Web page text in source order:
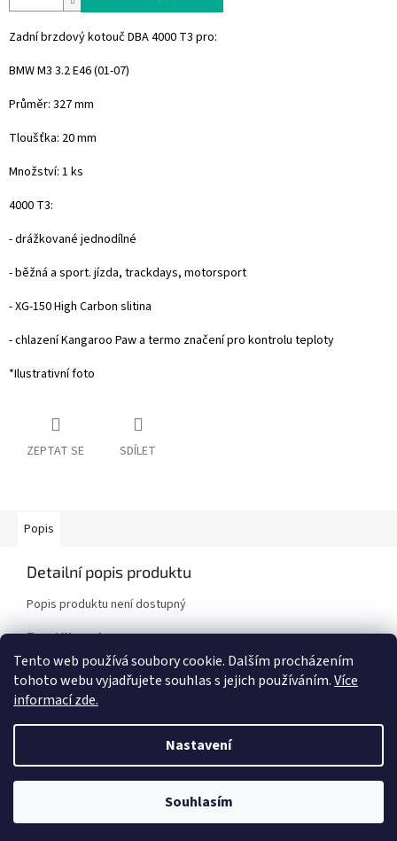
Tento web používá soubory cookie. Dalším procházením
tohoto webu vyjadřujete souhlas s jejich používáním.Více
informací zde.
Nastavení
Souhlasím
Zadní brzdový kotouč DBA 4000 T3 pro:
BMW M3 3.2 E46(01-07)
Průměr: 327 mm
Tloušťka: 20 mm
Množství: 1 ks
4000 T3:
- drážkované jednodílné
- běžná a sport. jízda, trackdays, motorsport
- XG-150 High Carbon slitina
- chlazení Kangaroo Paw a termo značení pro kontrolu teploty
*Ilustrativní foto
ZEPTAT SE SDÍLET
Popis
Detailní popis produktu
Popis produktu není dostupný
Doplňkové parametry
Kategorie:
Brzdové kotouče
Značka vozidla:
BMW
Vytvořil Shoptet